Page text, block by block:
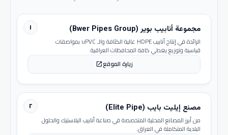
١ مجموعة أنابيب بوير (Bwer Pipes Group)
الرائدة في إنتاج أنابيب HDPE عالية الكثافة والـ uPVC بمواصفات
قياسية وتوزيع يغطي كافة المحافظات العراقية.
زيارة الموقعopen_in_new
٢ مصنع إيليت بايب (Elite Pipe)
من أبرز المصانع المحلية المتخصصة في صناعة أنابيب البلاستيك والحلول
البلدية المتكاملة في العراق.